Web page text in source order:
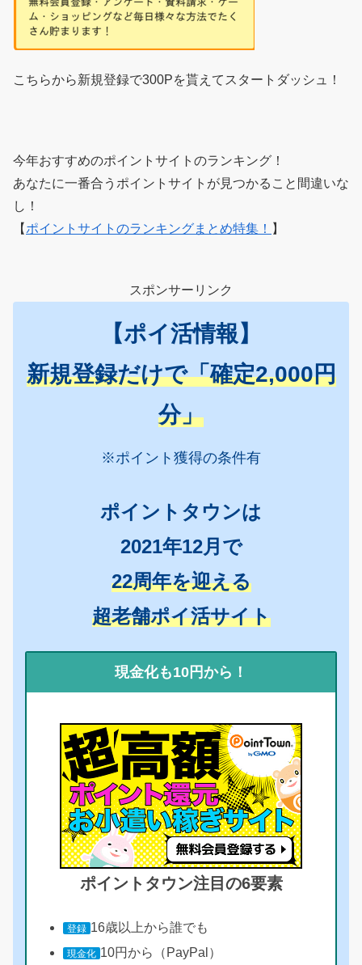
こちらから新規登録で300Pを貰えてスタートダッシュ！
今年おすすめのポイントサイトのランキング！
あなたに一番合うポイントサイトが見つかること間違いな
し！
【 ポイントサイトのランキングまとめ特集！ 】
スポンサーリンク
【ポイ活情報】
新規登録だけで「確定2,000円
分」
※ポイント獲得の条件有
ポイントタウンは
2021年12月で
22周年を迎える
超老舗ポイ活サイト
現金化も10円から！
ポイントタウン注目の6要素
登録 16歳以上から誰でも
現金化 10円から（PayPal）